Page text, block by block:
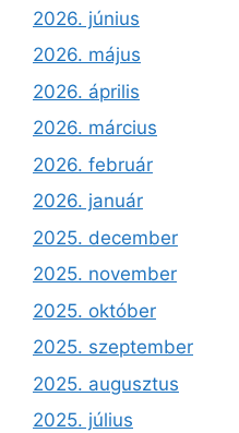
2026. június
2026. május
2026. április
2026. március
2026. február
2026. január
2025. december
2025. november
2025. október
2025. szeptember
2025. augusztus
2025. július